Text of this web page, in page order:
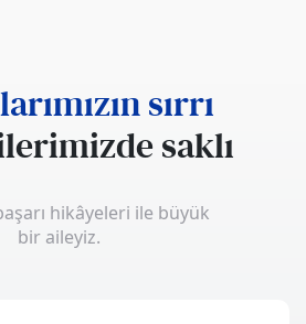
sırrı
saklı
hikâyeleri ile büyük
bir aileyiz.